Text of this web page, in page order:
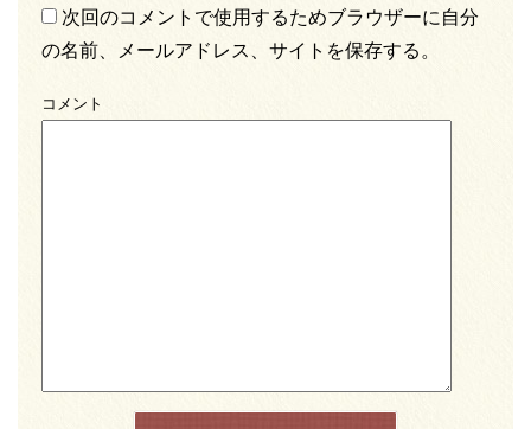
次回のコメントで使用するためブラウザーに自分
の名前、メールアドレス、サイトを保存する。
コメント